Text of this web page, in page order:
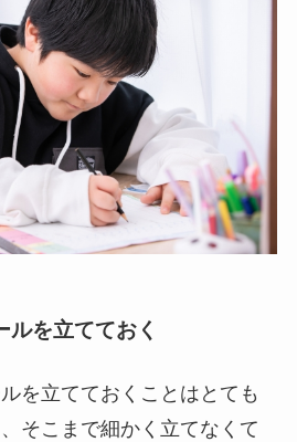
ルを立てておく
を立てておくことはとても
そこまで細かく立てなくて